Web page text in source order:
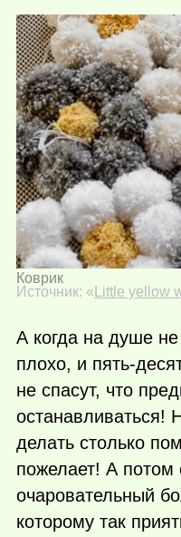
Коврик
Источник: « Little yellow
А когда на душе
плохо, и пять-
не спасут, что
останавливаться!
делать столько
пожелает! А потом
очаровательный
которому так